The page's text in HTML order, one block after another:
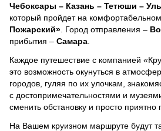
Чебоксары – Казань – Тетюши –
который пройдет на
Пожарский» . Город отправления –
прибытия – Самара
Каждое путешествие с компанией
это возможность окунуться в
городов, гуляя по их улочкам,
с достопримечательностями и
сменить обстановку и просто приятно
На Вашем круизном маршруте будут